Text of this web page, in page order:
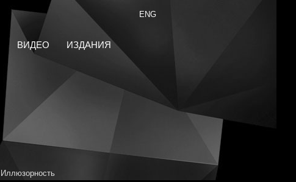
ENG
ВИДЕО ИЗДАНИЯ
Иллюзорность